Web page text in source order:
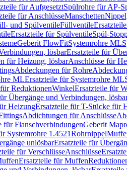
für AufgesetztSpülrohre für AP-
für AnschlüsseManschetten
und SpülventileFüllventile
Ersatzteile für SpülventileSpül-
Geberit FlowFitSystemrohre ML
lösbarErsatzteile für
für Heizung, lösbarAnschlüsse für
Abdeckungen für Rohre
MLErsatzteile für Systemrohre ML
ReduktionenWinkelErsatzteile für
Übergänge und Verbindungen,
HeizungErsatzteile für T-Stücke für
Abdichtungen für Anschlüsse
für FlanschverbindungenGeberit
Systemrohre 1.4521Rohrnippel
unlösbarErsatzteile für
für VerschlüsseAnschlüsse
Ersatzteile für Muffen